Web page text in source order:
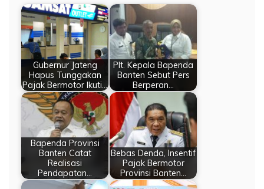
Gubernur Jateng
Hapus Tunggakan
Pajak Bermotor Ikuti…
Plt. Kepala Bapenda
Banten Sebut Pers
Berperan…
Bapenda Provinsi
Banten Catat
Realisasi
Pendapatan…
Bebas Denda, Insentif
Pajak Bermotor
Provinsi Banten…